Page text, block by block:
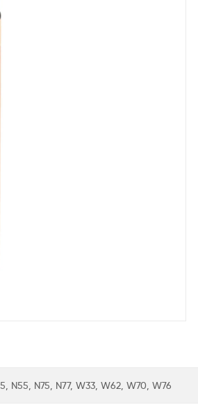
N55, N75, N77, W33, W62, W70, W76